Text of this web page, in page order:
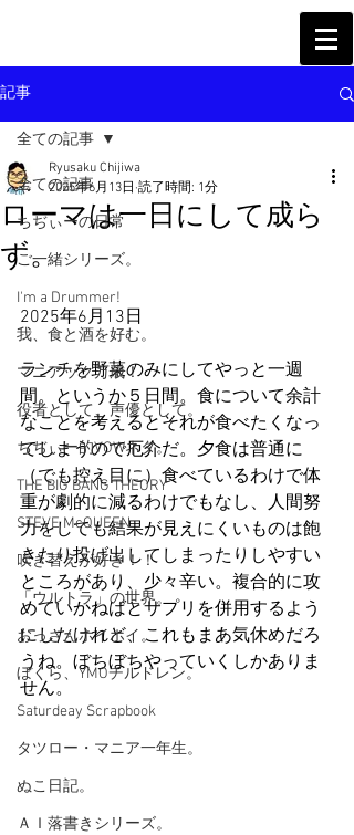
記事
全ての記事
ちぢぃーの日常
ご一緒シリーズ。
I'm a Drummer!
我、食と酒を好む。
マニアック万歳！
役者として、声優として。
ちぢぃー的VOWネタ。
THE BIG BANG THEORY
STEVE McQUEEN
吹き替えが好き！！
「ウルトラ」の世界。
おっさんホイホイ。
ぼくら、YMOチルドレン。
Saturdeay Scrapbook
タツロー・マニア一年生。
ぬこ日記。
ＡＩ落書きシリーズ。
全ての記事
ローマは一日にして成ら
ず。
Ryusaku Chijiwa
2025年6月13日 読了時間: 1分
2025年6月13日
ランチを野菜のみにしてやっと一週
間。というか５日間。食について余計
なことを考えるとそれが食べたくなっ
てしまうので厄介だ。夕食は普通に
（でも控え目に）食べているわけで体
重が劇的に減るわけでもなし、人間努
力をしても結果が見えにくいものは飽
きたり投げ出してしまったりしやすい
ところがあり、少々辛い。複合的に攻
めていかねばとサプリを併用するよう
にしたけれど、これもまあ気休めだろ
うね。ぼちぼちやっていくしかありま
せん。